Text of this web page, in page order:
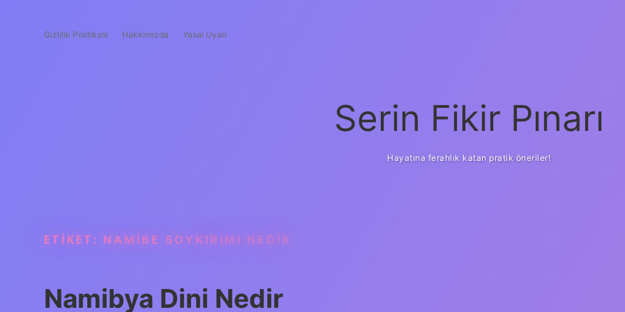
Gizlilik Politikası Hakkımızda Yasal Uyarı
Serin Fikir Pınarı
Hayatına ferahlık katan pratik öneriler!
ETIKET: NAMIBE SOYKIRIMI NEDIR
Namibya Dini Nedir